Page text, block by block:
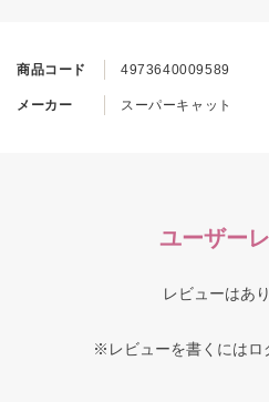
商品コード 4973640009589
メーカー スーパーキャット
ユーザー
レビューはあ
※レビューを書くにはロ